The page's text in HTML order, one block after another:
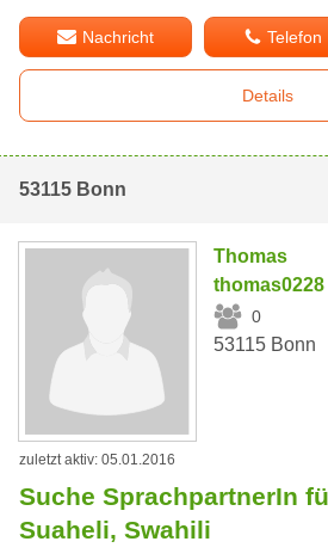
Nachricht Telefon
Details
53115 Bonn
Thomas
thomas0228
0
53115 Bonn
zuletzt aktiv: 05.01.2016
Suche SprachpartnerIn
Suaheli, Swahili